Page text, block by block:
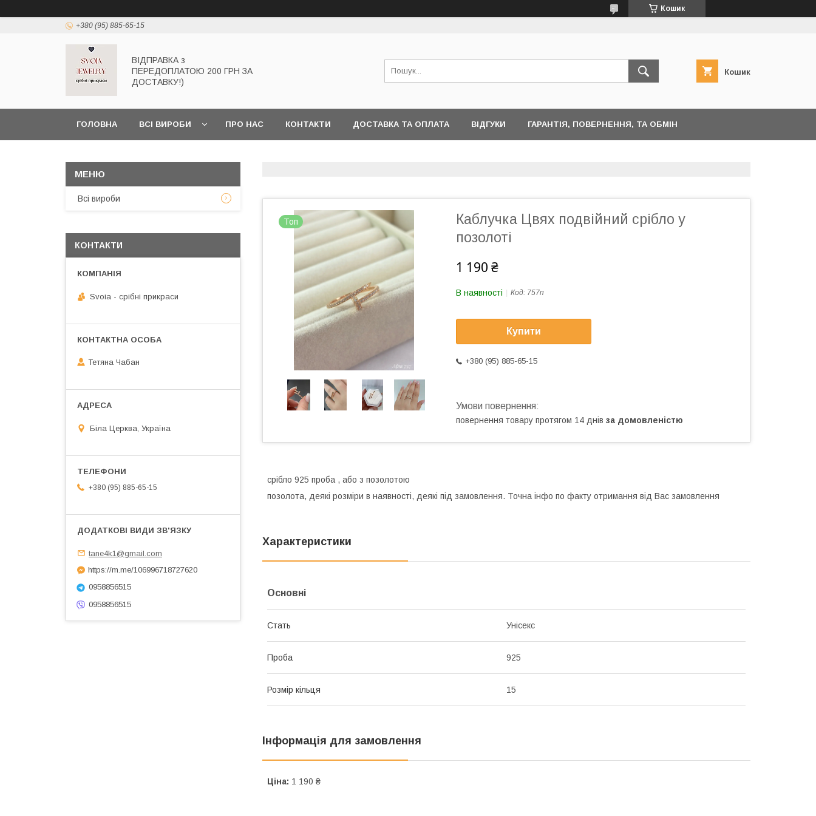
Кошик
+380 (95) 885-65-15
ВІДПРАВКА з
ПЕРЕДОПЛАТОЮ 200 ГРН ЗА
ДОСТАВКУ!)
Кошик
ГОЛОВНА ВСІ ВИРОБИ ПРО НАС КОНТАКТИ ДОСТАВКА ТА ОПЛАТА ВІДГУКИ ГАРАНТІЯ, ПОВЕРНЕННЯ, ТА ОБМІН
Топ
Каблучка Цвях подвійний срібло у
позолоті
1 190 ₴
В наявності Код: 757п
Купити
+380 (95) 885-65-15
повернення товару протягом 14 днів за домовленістю
срібло 925 проба , або з позолотою
позолота, деякі розміри в наявності, деякі під замовлення. Точна інфо по факту отримання від Вас замовлення
Характеристики
Основні
Стать Унісекс
Проба 925
Розмір кільця 15
Інформація для замовлення
Ціна: 1 190 ₴
Всі вироби
КОНТАКТИ
Svoia - срібні прикраси
Тетяна Чабан
Біла Церква, Україна
+380 (95) 885-65-15
tane4k1@gmail.com
https://m.me/106996718727620
0958856515
0958856515